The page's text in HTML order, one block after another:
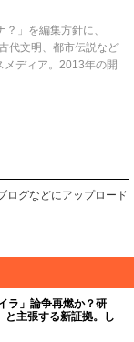
」を編集方針に、
代文明、都市伝説など
メディア。2013年の開
ログなどにアップロード
ラ」論争再燃か？研
と主張する新証拠。し